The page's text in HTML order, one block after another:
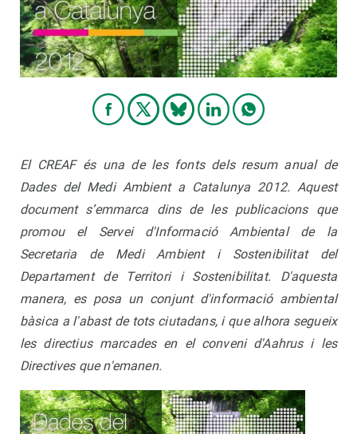
El CREAF és una de les fonts dels resum anual de
Dades del Medi Ambient a Catalunya 2012. Aquest
document s’emmarca dins de les publicacions que
promou el Servei d'Informació Ambiental de la
Secretaria de Medi Ambient i Sostenibilitat del
Departament de Territori i Sostenibilitat. D'aquesta
manera, es posa un conjunt d'informació ambiental
bàsica a l'abast de tots ciutadans, i que alhora segueix
les directius marcades en el conveni d'Aahrus i les
Directives que n'emanen.